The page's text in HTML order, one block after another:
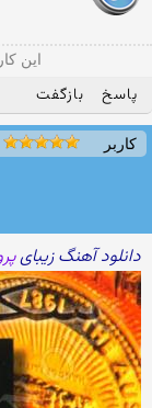
این
پاسخ بازگفت
کاربر
دانلود آهنگ زیبای